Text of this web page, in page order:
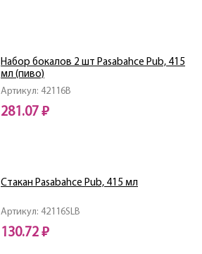
Артикул: 42116B
Набор бокалов 2 шт Pasabahce Pub, 415
мл (пиво)
281.07 ₽
Артикул: 42116SLB
Стакан Pasabahce Pub, 415 мл
130.72 ₽